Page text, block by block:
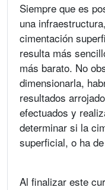
Siempre que es
una
cimentación
resulta más
más barato. No
dimensionarla,
resultados
efectuados y
determinar si la
superficial, o ha
Al finalizar este